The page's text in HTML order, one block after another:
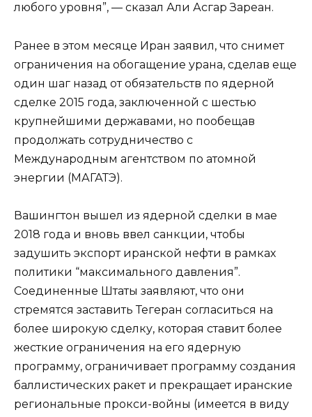
любого уровня”, — сказал Али Асгар Зареан.
Ранее в этом месяце Иран заявил, что снимет
ограничения на обогащение урана, сделав еще
один шаг назад от обязательств по ядерной
сделке 2015 года, заключенной с шестью
крупнейшими державами, но пообещав
продолжать сотрудничество с
Международным агентством по атомной
энергии (МАГАТЭ).
Вашингтон вышел из ядерной сделки в мае
2018 года и вновь ввел санкции, чтобы
задушить экспорт иранской нефти в рамках
политики “максимального давления”.
Соединенные Штаты заявляют, что они
стремятся заставить Тегеран согласиться на
более широкую сделку, которая ставит более
жесткие ограничения на его ядерную
программу, ограничивает программу создания
баллистических ракет и прекращает иранские
региональные прокси-войны (имеется в виду